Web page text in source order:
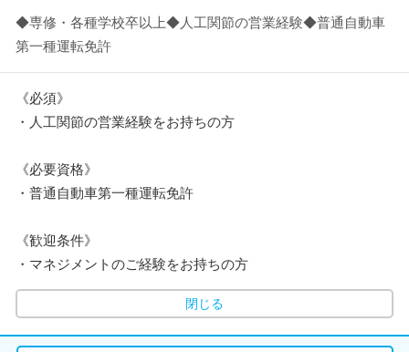
◆専修・各種学校卒以上◆人工関節の営業経験◆普通自動車
第一種運転免許
《必須》
・人工関節の営業経験をお持ちの方
《必要資格》
・普通自動車第一種運転免許
《歓迎条件》
・マネジメントのご経験をお持ちの方
閉じる